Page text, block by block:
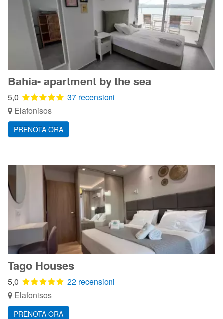
Bahia- apartment by the sea
5,0
37 recensioni
Elafonisos
PRENOTA ORA
Tago Houses
5,0
22 recensioni
Elafonisos
PRENOTA ORA